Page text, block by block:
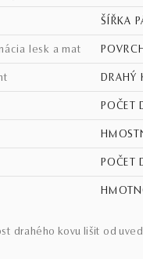
lesk a mat
ŠÍŘKA
drahého kovu lišit od